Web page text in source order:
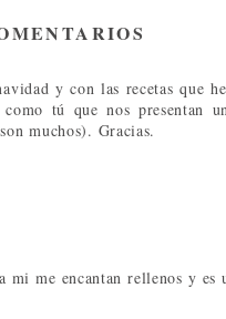
y con las recetas que
tú que nos presentan
muchos). Gracias.
me encantan rellenos y es